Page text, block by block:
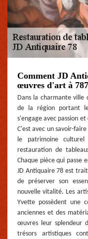
Comment JD
œuvres d'art à
Dans la charmante
de la région portant
s'engage avec passion
C'est avec un savoir-
le patrimoine
restauration de
Chaque pièce qui passe
JD Antiquaire 78 est
de préserver son
nouvelle vitalité. Les
Yvette possèdent une
anciennes et des
œuvres leur splendeur
trésors artistiques